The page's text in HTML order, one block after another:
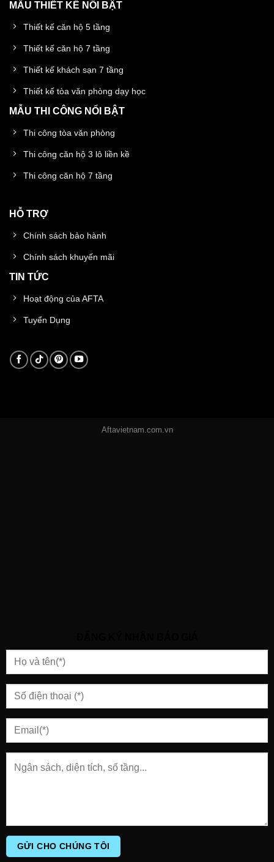
MẪU THIẾT KẾ NỔI BẬT
Thiết kế căn hộ 5 tầng
Thiết kế căn hộ 7 tầng
Thiết kế khách sạn 7 tầng
Thiết kế tòa văn phòng dạy học
MẪU THI CÔNG NỔI BẬT
Thi công tòa văn phòng
Thi công căn hộ 3 lô liền kề
Thi công căn hộ 7 tầng
HỖ TRỢ
Chính sách bảo hành
Chính sách khuyến mãi
TIN TỨC
Hoạt động của AFTA
Tuyển Dụng
Aftavietnam.com.vn